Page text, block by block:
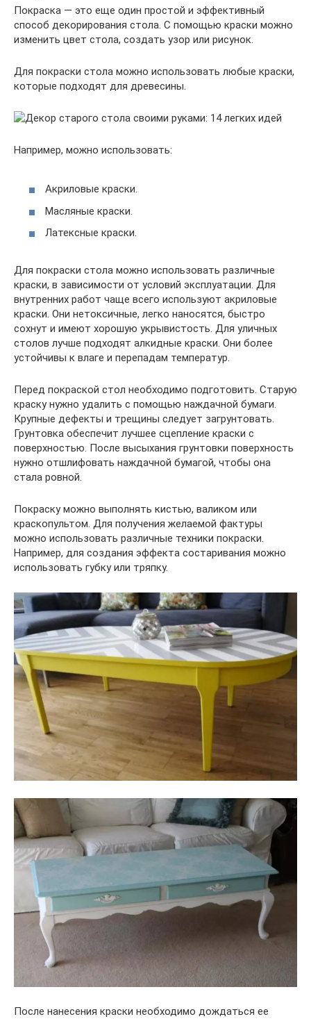
Покраска — это еще один простой и эффективный
способ декорирования стола. С помощью краски можно
изменить цвет стола, создать узор или рисунок.
Для покраски стола можно использовать любые краски,
которые подходят для древесины.
Например, можно использовать:
Акриловые краски.
Масляные краски.
Латексные краски.
Для покраски стола можно использовать различные
краски, в зависимости от условий эксплуатации. Для
внутренних работ чаще всего используют акриловые
краски. Они нетоксичные, легко наносятся, быстро
сохнут и имеют хорошую укрывистость. Для уличных
столов лучше подходят алкидные краски. Они более
устойчивы к влаге и перепадам температур.
Перед покраской стол необходимо подготовить. Старую
краску нужно удалить с помощью наждачной бумаги.
Крупные дефекты и трещины следует загрунтовать.
Грунтовка обеспечит лучшее сцепление краски с
поверхностью. После высыхания грунтовки поверхность
нужно отшлифовать наждачной бумагой, чтобы она
стала ровной.
Покраску можно выполнять кистью, валиком или
краскопультом. Для получения желаемой фактуры
можно использовать различные техники покраски.
Например, для создания эффекта состаривания можно
использовать губку или тряпку.
После нанесения краски необходимо дождаться ее